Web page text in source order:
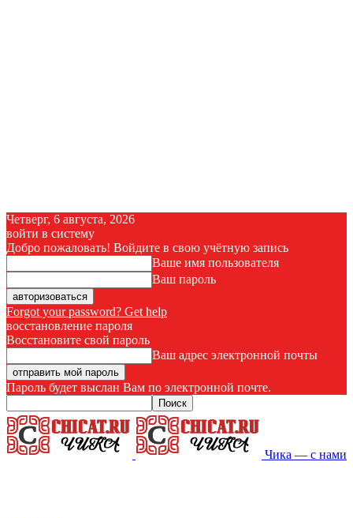
Четверг, 6 августа, 2026
войти в систему
Добро пожаловать! Войдите в свою учётную запись
Ваше имя пользователя
Ваш пароль
Forgot your password? Get help
восстановление пароля
Восстановите свой пароль
Ваш адрес электронной почты
Пароль будет выслан Вам по электронной почте.
Чика — с нами